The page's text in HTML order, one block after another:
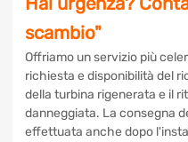
di scambio"
Offriamo un servizio più
su richiesta e disponibilità
consegna della turbina
quella danneggiata. La
essere effettuata anche